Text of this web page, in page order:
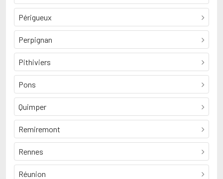
Périgueux
Perpignan
Pithiviers
Pons
Quimper
Remiremont
Rennes
Réunion